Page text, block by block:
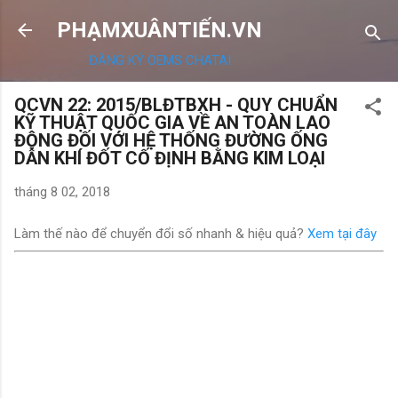
Chuyển đến nội dung chính
PHẠMXUÂNTIẾN.VN
ĐĂNG KÝ OEMS CHATAI
QCVN 22: 2015/BLĐTBXH - QUY CHUẨN
KỸ THUẬT QUỐC GIA VỀ AN TOÀN LAO
ĐỘNG ĐỐI VỚI HỆ THỐNG ĐƯỜNG ỐNG
DẪN KHÍ ĐỐT CỐ ĐỊNH BẰNG KIM LOẠI
tháng 8 02, 2018
Làm thế nào để chuyển đổi số nhanh & hiệu quả? Xem tại đây